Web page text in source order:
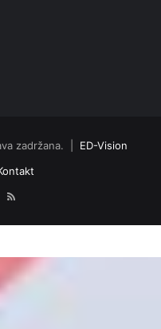
zadržana. | ED-Vision